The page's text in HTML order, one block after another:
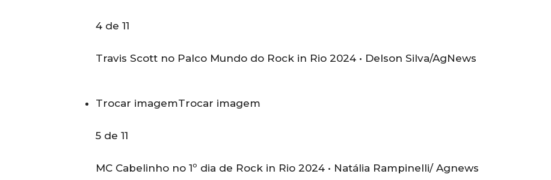
4 de 11
Travis Scott no Palco Mundo do Rock in Rio 2024 • Delson Silva/AgNews
Trocar imagemTrocar imagem
5 de 11
MC Cabelinho no 1º dia de Rock in Rio 2024 • Natália Rampinelli/ Agnews